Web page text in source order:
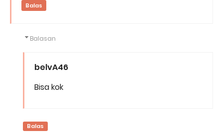
Balas
Balasan
belvA46
Bisa kok
Balas